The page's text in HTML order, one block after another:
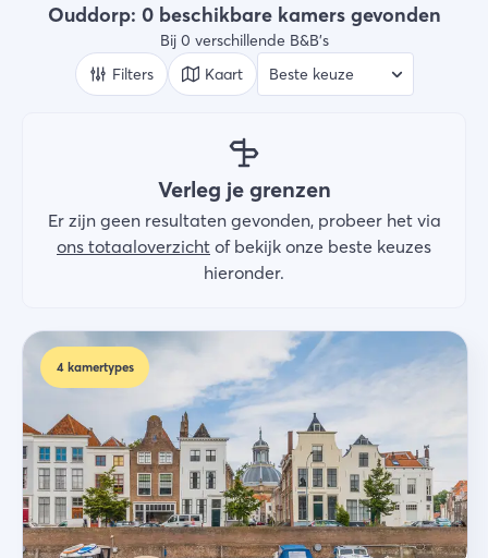
Wie
2 gasten
Zoek
Ouddorp: 0 beschikbare kamers gevonden
Bij 0 verschillende B&B's
Filters
Kaart
Verleg je grenzen
Er zijn geen resultaten gevonden, probeer het via
ons totaaloverzicht of bekijk onze beste keuzes
hieronder.
4 kamertypes